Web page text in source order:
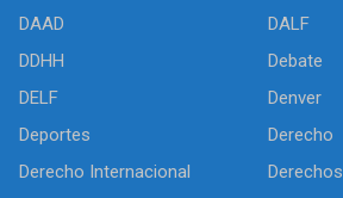
DAAD
DALF
DDHH
Debate
DELF
Denver
Deportes
Derecho
Derecho Internacional
Derechos